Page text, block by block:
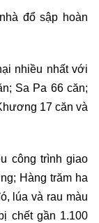
đổ sập hoàn
nhiều nhất với
Sa Pa 66 căn;
17 căn và
công trình giao
Hàng trăm ha
lúa và rau màu
chết gần 1.100